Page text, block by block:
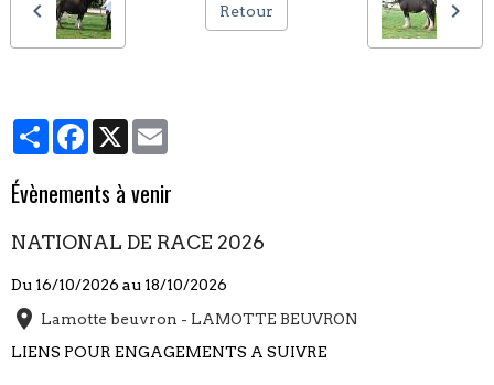
Retour
PartagerFacebook
X
Évènements à venir
NATIONAL DE RACE 2026
Du 16/10/2026 au 18/10/2026
Lamotte beuvron - LAMOTTE BEUVRON
LIENS POUR ENGAGEMENTS A SUIVRE